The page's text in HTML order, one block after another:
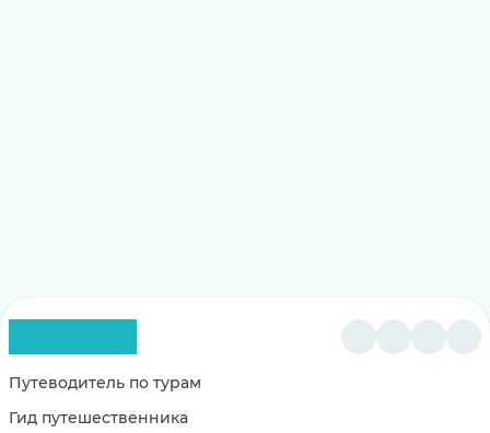
Путеводитель по турам
Гид путешественника